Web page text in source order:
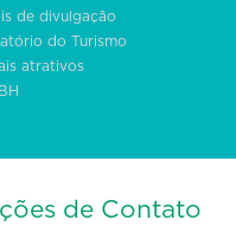
de divulgação
do Turismo
atrativos
de Contato